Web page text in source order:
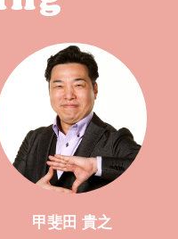
甲斐田 貴之